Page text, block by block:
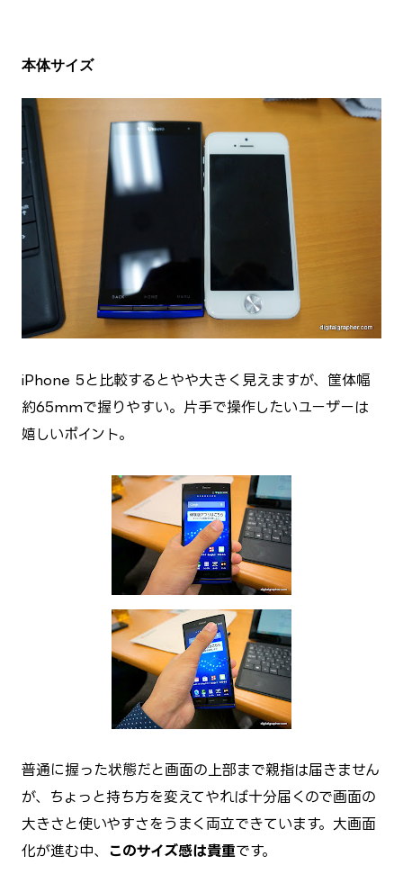
本体サイズ
iPhone 5と比較するとやや大きく見えますが、筐体幅
約65mmで握りやすい。片手で操作したいユーザーは
嬉しいポイント。
普通に握った状態だと画面の上部まで親指は届きません
が、ちょっと持ち方を変えてやれば十分届くので画面の
大きさと使いやすさをうまく両立できています。大画面
化が進む中、
このサイズ感は貴重です。